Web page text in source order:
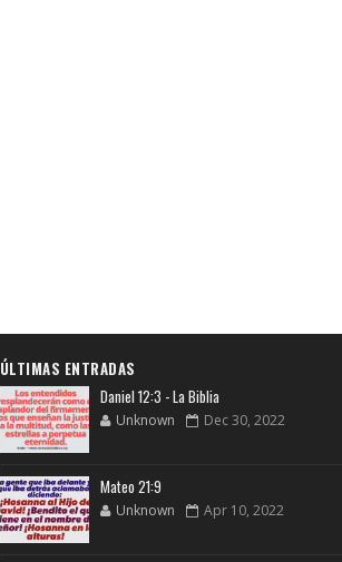
ÚLTIMAS ENTRADAS
Daniel 12:3 - La Biblia
Unknown Dec 30, 2022
Mateo 21:9
Unknown Apr 10, 2022